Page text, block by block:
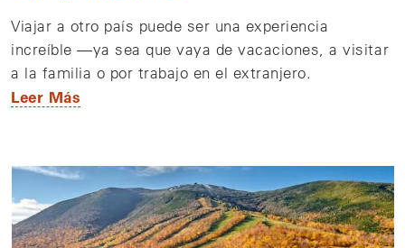
Viajar a otro país puede ser una experiencia
increíble —ya sea que vaya de vacaciones, a visitar
a la familia o por trabajo en el extranjero.
Leer Más